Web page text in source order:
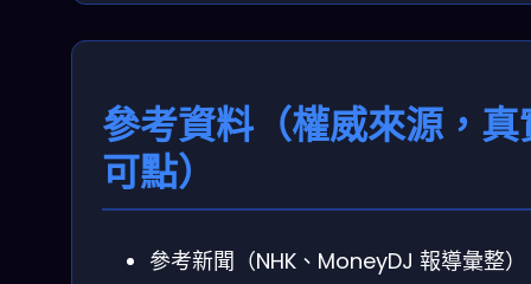
參考資料（權威來源，真
可點）
參考新聞（NHK、MoneyDJ 報導彙整